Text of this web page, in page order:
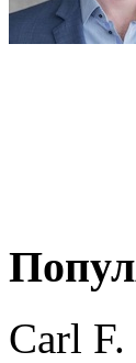
Carl F.